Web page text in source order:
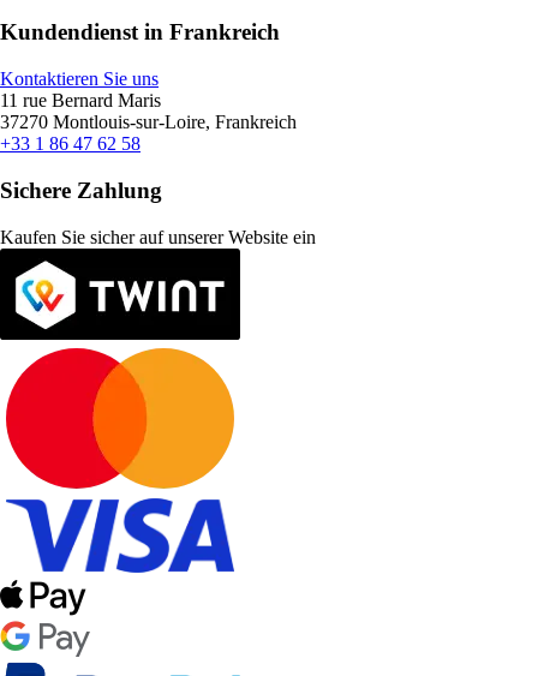
Kundendienst in Frankreich
Kontaktieren Sie uns
11 rue Bernard Maris
37270 Montlouis-sur-Loire, Frankreich
+33 1 86 47 62 58
Sichere Zahlung
Kaufen Sie sicher auf unserer Website ein